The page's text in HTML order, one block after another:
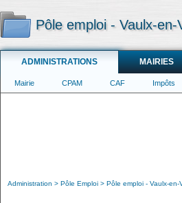
Pôle emploi - Vaulx-en-
ADMINISTRATIONS MAIRIES
Mairie CPAM CAF Impôts
Administration Pôle Emploi Pôle emploi - Vaulx-en-